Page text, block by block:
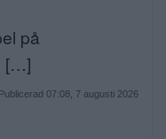
på
[…]
Publicerad 07:08, 7 augusti 2026